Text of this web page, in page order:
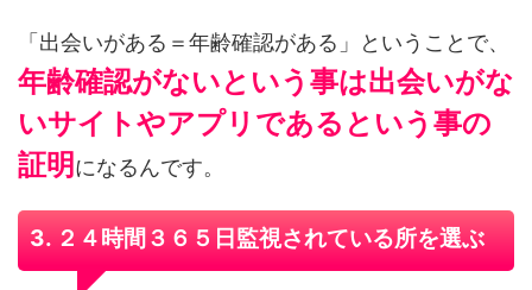
「出会いがある＝年齢確認がある」ということで、
年齢確認がないという事は出会いがな
いサイトやアプリであるという事の
証明になるんです。
3. ２４時間３６５日監視されている所を選ぶ